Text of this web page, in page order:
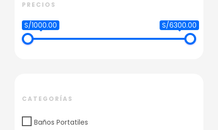
PRECIOS
S/1000.00 S/6300.00
CATEGORÍAS
Baños Portatiles